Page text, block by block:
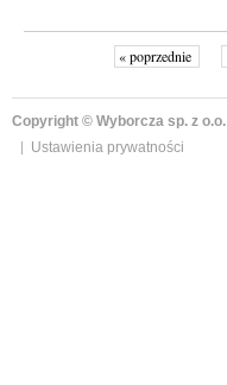
« poprzednie
Copyright © Wyborcza sp. z o.o.
Ustawienia prywatności